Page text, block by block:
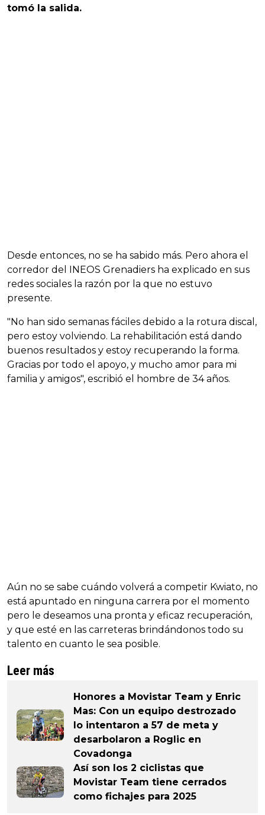
tomó la salida.
Desde entonces, no se ha sabido más. Pero ahora el
corredor del INEOS Grenadiers ha explicado en sus
redes sociales la razón por la que no estuvo
presente.
"No han sido semanas fáciles debido a la rotura discal,
pero estoy volviendo. La rehabilitación está dando
buenos resultados y estoy recuperando la forma.
Gracias por todo el apoyo, y mucho amor para mi
familia y amigos", escribió el hombre de 34 años.
Aún no se sabe cuándo volverá a competir Kwiato, no
está apuntado en ninguna carrera por el momento
pero le deseamos una pronta y eficaz recuperación,
y que esté en las carreteras brindándonos todo su
talento en cuanto le sea posible.
Leer más
Honores a Movistar Team y Enric
Mas: Con un equipo destrozado
lo intentaron a 57 de meta y
desarbolaron a Roglic en
Covadonga
Así son los 2 ciclistas que
Movistar Team tiene cerrados
como fichajes para 2025